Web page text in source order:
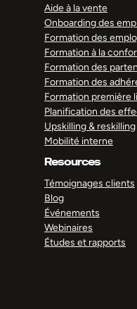
Aide à la vente
Onboarding des
Formation des
Formation à la
Formation des
Formation des
Formation première
Planification des
Upskilling & reskilling
Mobilité interne
Resources
Témoignages clients
Blog
Événements
Webinaires
Études et rapports